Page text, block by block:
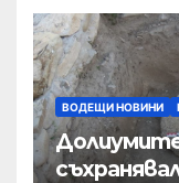
ВОДЕЩИ НОВИНИ